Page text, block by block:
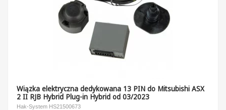
Wiązka elektryczna dedykowana 13 PIN do Mitsubishi ASX
2 II RJB Hybrid Plug-in Hybrid od 03/2023
Hak-System HS21500673